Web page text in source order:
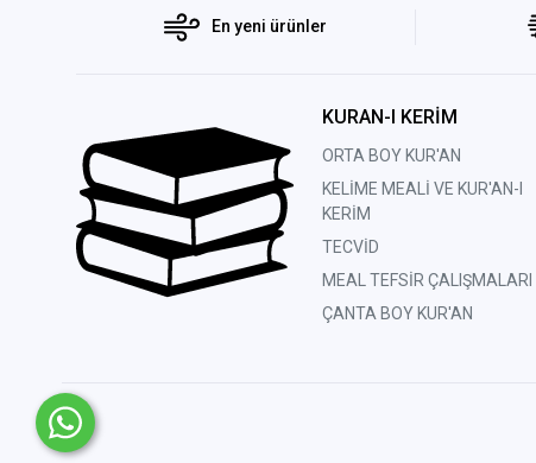
En yeni ürünler
KURAN-I KERİM
ORTA BOY KUR'AN
KELİME MEALİ VE KUR'AN-I
KERİM
TECVİD
MEAL TEFSİR ÇALIŞMALARI
ÇANTA BOY KUR'AN